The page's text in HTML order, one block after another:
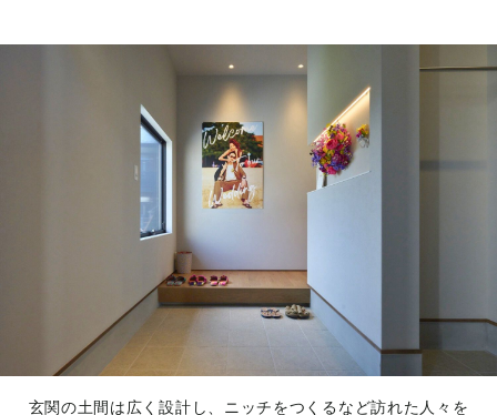
玄関の土間は広く設計し、ニッチをつくるなど訪れた人々を